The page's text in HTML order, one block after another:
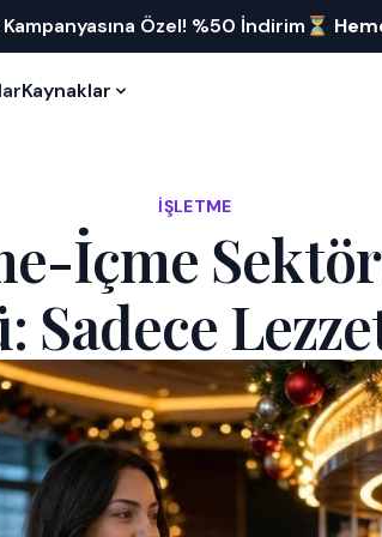
Özel! %50 İndirim⏳
Kaynaklar
İŞLETME
İçme
Sadece